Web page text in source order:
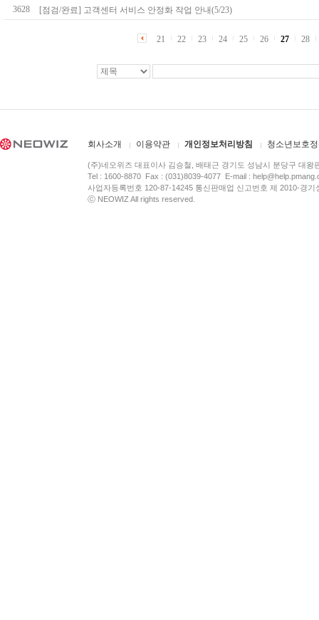
3628
[점검/완료] 고객센터 서비스 안정화 작업 안내(5/23)
21 22 23 24 25 26 27 28
회사소개 이용약관 개인정보처리방침 청소년보호
(주)네오위즈 대표이사 김승철, 배태근 경기도 성남시 분당구 대왕
Tel : 1600-8870 Fax : (031)8039-4077 E-mail :
사업자등록번호 120-87-14245 통신판매업 신고번호 제 2010-경
ⓒ NEOWIZ All rights reserved.